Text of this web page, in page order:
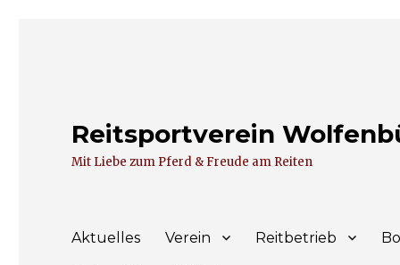
Reitsportverein
Mit Liebe zum Pferd & Freude am Reiten
Aktuelles Verein Reitbetrieb